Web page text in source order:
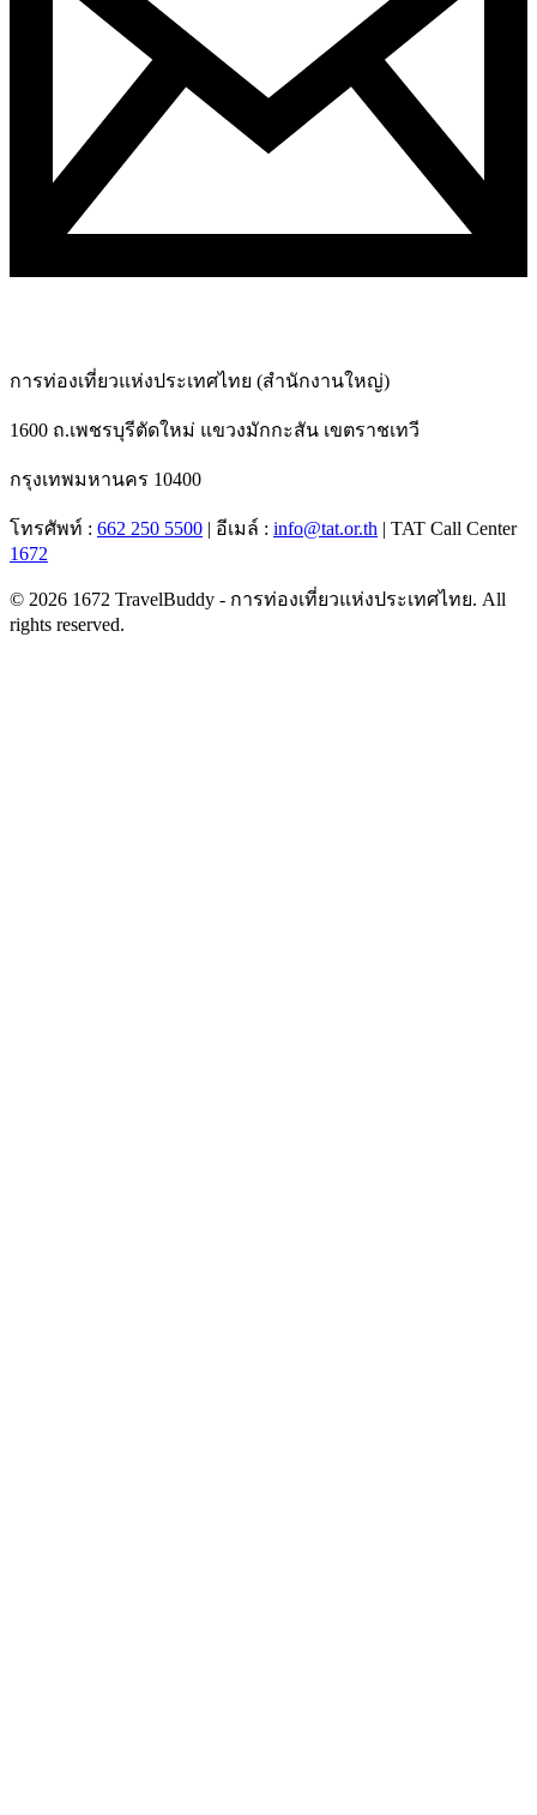
การท่องเที่ยวแห่งประเทศไทย (สำนักงานใหญ่)
1600 ถ.เพชรบุรีตัดใหม่ แขวงมักกะสัน เขตราชเทวี
กรุงเทพมหานคร 10400
โทรศัพท์ : 662 250 5500 | อีเมล์ : info@tat.or.th | TAT Call Center
1672
© 2026 1672 TravelBuddy - การท่องเที่ยวแห่งประเทศไทย. All
rights reserved.